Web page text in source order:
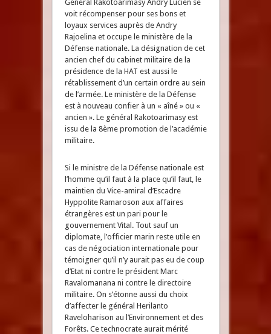
Général Rakotoarimasy Andry Lucien se
voit récompenser pour ses bons et
loyaux services auprès de Andry
Rajoelina et occupe le ministère de la
Défense nationale. La désignation de cet
ancien chef du cabinet militaire de la
présidence de la HAT est aussi le
rétablissement d’un certain ordre au sein
de l’armée. Le ministère de la Défense
est à nouveau confier à un « aîné » ou «
ancien ». Le général Rakotoarimasy est
issu de la 8ème promotion de l’académie
militaire.
Si le ministre de la Défense nationale est
l’homme qu’il faut à la place qu’il faut, le
maintien du Vice-amiral d’Escadre
Hyppolite Ramaroson aux affaires
étrangères est un pari pour le
gouvernement Vital. Tout sauf un
diplomate, l’officier marin reste utile en
cas de négociation internationale pour
témoigner qu’il n’y aurait pas eu de coup
d’Etat ni contre le président Marc
Ravalomanana ni contre le directoire
militaire. On s’étonne aussi du choix
d’affecter le général Herilanto
Raveloharison au l’Environnement et des
Forêts. Ce technocrate aurait mérité